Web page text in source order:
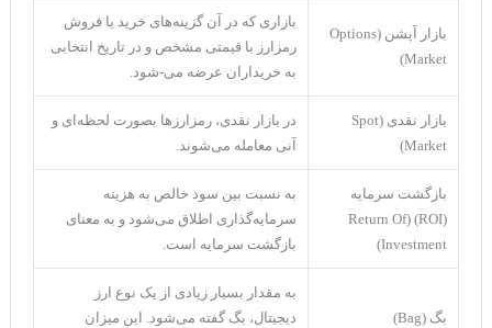
بازار آپشن (Options
Market)
بازاری که در آن گزینه‌های خرید یا فروش
رمزارز با قیمتی مشخص و در تاریخ انتخابی
به خریداران عرضه می-شود.
بازار نقدی (Spot
Market)
در بازار نقدی، رمزارز‌ها بصورت لحظه‌ای و
آنی معامله می‌شوند.
بازگشت سرمایه
(ROI) (Return Of
Investment)
به نسبت بین سود خالص به هزینه
سرمایه‌گذاری اطلاق می‌شود و به معنای
بازگشت سرمایه است.
بگ (Bag)
به مقدار بسیار زیادی از یک نوع ارز
دیجیتال، بگ گفته می‌شود. این میزان